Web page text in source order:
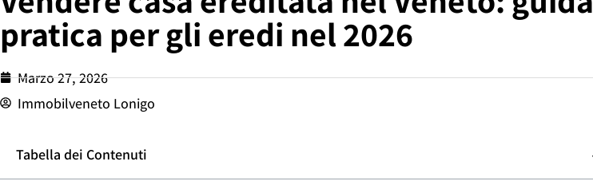
pratica per gli eredi nel 2026
Marzo 27, 2026
Immobilveneto Lonigo
Tabella dei Contenuti